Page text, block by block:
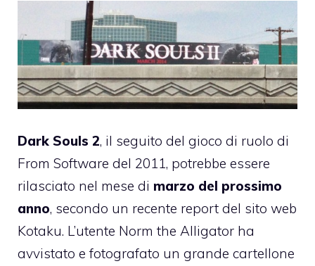
Dark Souls 2, il seguito del gioco di ruolo di
From Software del 2011, potrebbe essere
rilasciato nel mese di marzo del prossimo
anno, secondo un recente report del sito web
Kotaku. L’utente Norm the Alligator ha
avvistato e fotografato un grande cartellone